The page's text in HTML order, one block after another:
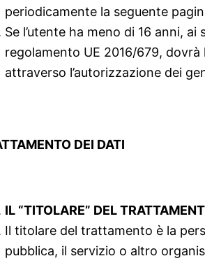
periodicamente la seguente
Se l’utente ha meno di 16 anni, ai
regolamento UE 2016/679,
attraverso l’autorizzazione dei
DEI DATI
IL “TITOLARE” DEL
Il titolare del trattamento è la
pubblica, il servizio o altro